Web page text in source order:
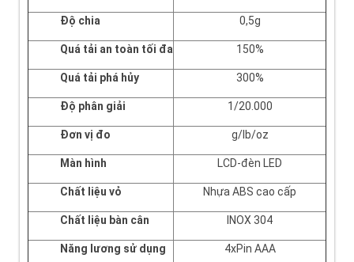
Độ chia 0,5g
Quá tải an toàn tối đa 150%
Quá tải phá hủy 300%
Độ phân giải 1/20.000
Đơn vị đo g/lb/oz
Màn hình LCD-đèn LED
Chất liệu vỏ Nhựa ABS cao cấp
Chất liệu bàn cân INOX 304
Năng lương sử dụng 4xPin AAA